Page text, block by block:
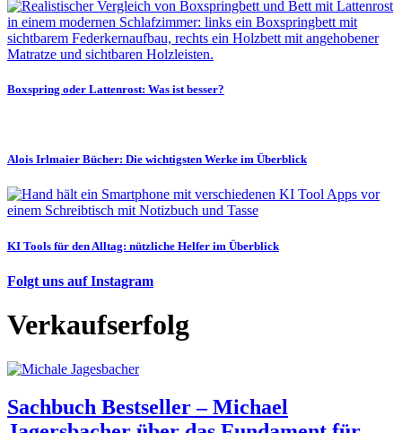
Boxspring oder Lattenrost: Was ist besser?
Alois Irlmaier Bücher: Die wichtigsten Werke im Überblick
KI Tools für den Alltag: nützliche Helfer im Überblick
Folgt uns auf Instagram
Verkaufserfolg
Sachbuch Bestseller – Michael